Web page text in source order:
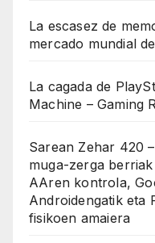
La escasez de
mercado mundial
La cagada de
Machine – Gaming
Sarean Zehar 420
muga-zerga
AAren kontrola,
Androidengatik eta
fisikoen amaiera